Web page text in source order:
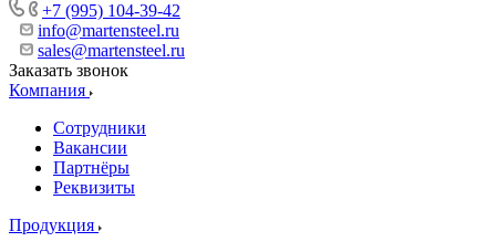
+7 (995) 104-39-42
info@martensteel.ru
sales@martensteel.ru
Заказать звонок
Компания
Сотрудники
Вакансии
Партнёры
Реквизиты
Продукция